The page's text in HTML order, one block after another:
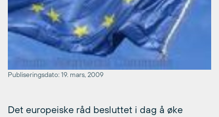
Publiseringsdato: 19. mars, 2009
Det europeiske råd besluttet i dag å øke